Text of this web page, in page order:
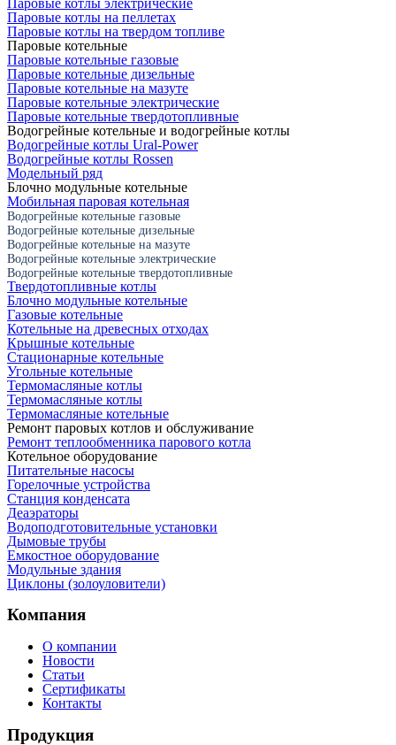
Паровые котлы на пеллетах
Паровые котлы на твердом топливе
Паровые котельные
Паровые котельные газовые
Паровые котельные дизельные
Паровые котельные на мазуте
Паровые котельные электрические
Паровые котельные твердотопливные
Водогрейные котельные и водогрейные котлы
Водогрейные котлы Ural-Power
Водогрейные котлы Rossen
Модельный ряд
Блочно модульные котельные
Мобильная паровая котельная
Водогрейные котельные газовые
Водогрейные котельные дизельные
Водогрейные котельные на мазуте
Водогрейные котельные электрические
Водогрейные котельные твердотопливные
Твердотопливные котлы
Блочно модульные котельные
Газовые котельные
Котельные на древесных отходах
Крышные котельные
Стационарные котельные
Угольные котельные
Термомасляные котлы
Термомасляные котлы
Термомасляные котельные
Ремонт паровых котлов и обслуживание
Ремонт теплообменника парового котла
Котельное оборудование
Питательные насосы
Горелочные устройства
Станция конденсата
Деаэраторы
Водоподготовительные установки
Дымовые трубы
Емкостное оборудование
Mодульные здания
Циклоны (золоуловители)
Компания
О компании
Новости
Статьи
Сертификаты
Контакты
Продукция